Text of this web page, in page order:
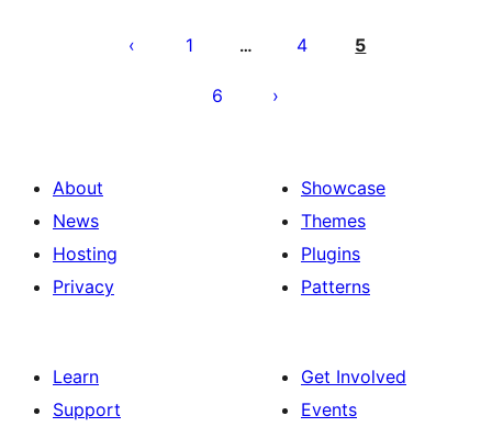
pagination
1 … 4 5
6
About
News
Hosting
Privacy
Showcase
Themes
Plugins
Patterns
Learn
Support
Get Involved
Events